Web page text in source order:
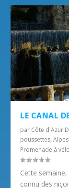
LE CANAL
par Côte d'Azur
poussettes,
Promenade à vélo
Cette
connu des